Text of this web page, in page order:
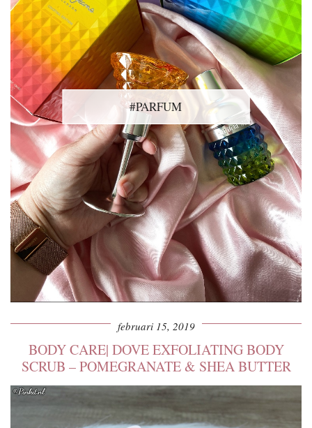
#PARFUM
februari 15, 2019
BODY CARE| DOVE EXFOLIATING BODY
SCRUB – POMEGRANATE & SHEA BUTTER